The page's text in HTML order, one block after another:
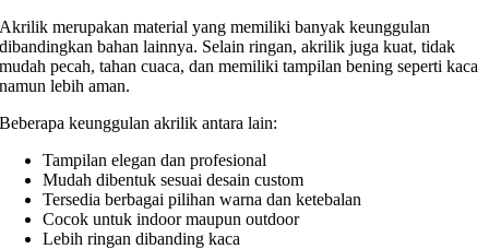
Akrilik merupakan material yang memiliki banyak keunggulan
dibandingkan bahan lainnya. Selain ringan, akrilik juga kuat, tidak
mudah pecah, tahan cuaca, dan memiliki tampilan bening seperti kaca
namun lebih aman.
Beberapa keunggulan akrilik antara lain:
Tampilan elegan dan profesional
Mudah dibentuk sesuai desain custom
Tersedia berbagai pilihan warna dan ketebalan
Cocok untuk indoor maupun outdoor
Lebih ringan dibanding kaca